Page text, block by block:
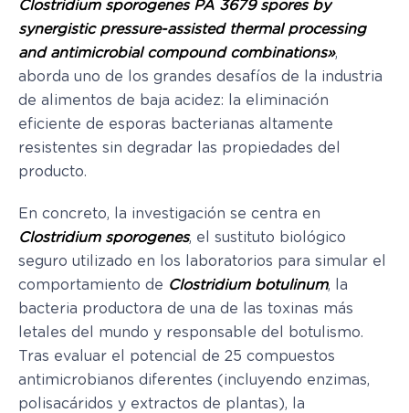
Clostridium sporogenes PA 3679 spores by
synergistic pressure-assisted thermal processing
and antimicrobial compound combinations»,
aborda uno de los grandes desafíos de la industria
de alimentos de baja acidez: la eliminación
eficiente de esporas bacterianas altamente
resistentes sin degradar las propiedades del
producto.
En concreto, la investigación se centra en
Clostridium sporogenes, el sustituto biológico
seguro utilizado en los laboratorios para simular el
comportamiento de Clostridium botulinum, la
bacteria productora de una de las toxinas más
letales del mundo y responsable del botulismo.
Tras evaluar el potencial de 25 compuestos
antimicrobianos diferentes (incluyendo enzimas,
polisacáridos y extractos de plantas), la